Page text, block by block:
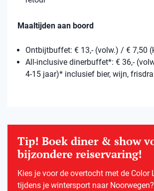
Maaltijden aan boord
Ontbijtbuffet: € 13,- (volw.) / € 7,50
All-inclusive dinerbuffet*: € 36,-
4-15 jaar)* inclusief bier, wijn,
Tip! Boek diner & show
bijzondere reiservaring!
Kies je voor de overtocht met de Color
tijdens je wintersport naar